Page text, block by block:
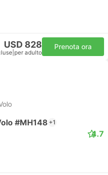
USD 828
per adulto
Prenota ora
#MH148 +1
4.7